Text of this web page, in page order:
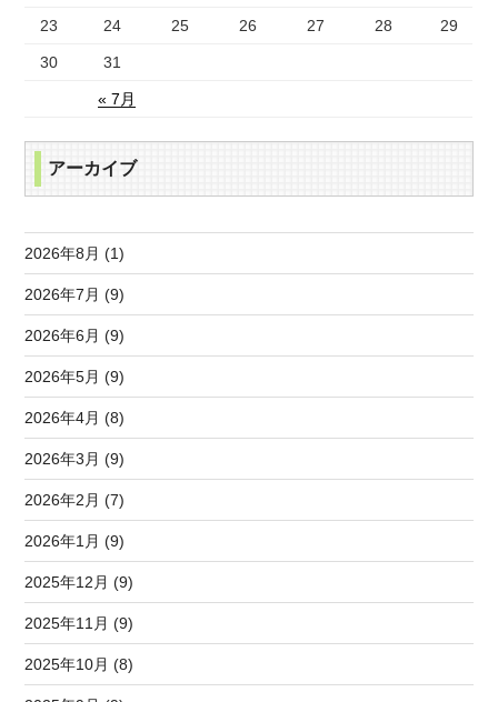
« 7月
23 24 25 26 27 28 29
30 31
アーカイブ
2026年8月 (1)
2026年7月 (9)
2026年6月 (9)
2026年5月 (9)
2026年4月 (8)
2026年3月 (9)
2026年2月 (7)
2026年1月 (9)
2025年12月 (9)
2025年11月 (9)
2025年10月 (8)